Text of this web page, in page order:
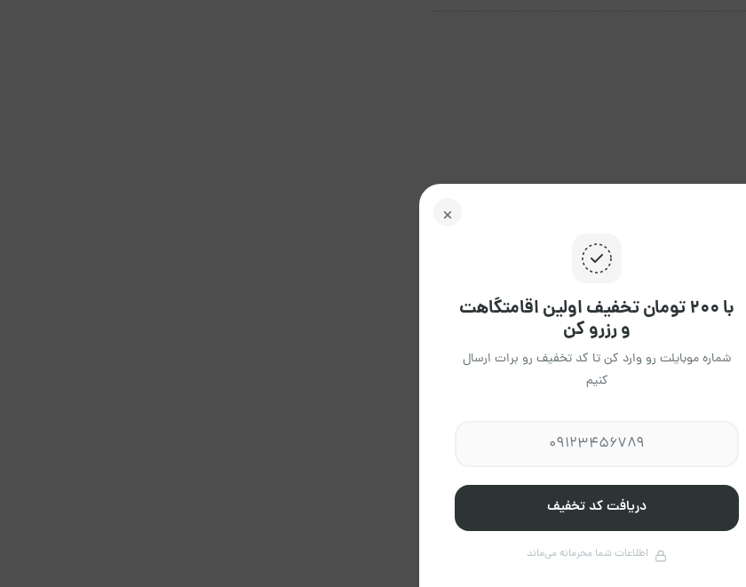
با ۲۰۰ تومان تخفیف اولین اقامتگاهت
و رزرو کن
شماره موبایلت رو وارد کن تا کد تخفیف رو برات ارسال
کنیم
دریافت کد تخفیف
اطلاعات شما محرمانه می‌ماند